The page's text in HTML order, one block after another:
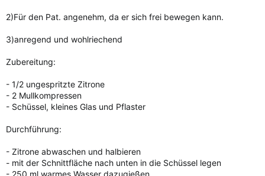
2)Für den Pat. angenehm, da er sich frei bewegen kann.
3)anregend und wohlriechend
Zubereitung:
- 1/2 ungespritzte Zitrone
- 2 Mullkompressen
- Schüssel, kleines Glas und Pflaster
Durchführung:
- Zitrone abwaschen und halbieren
- mit der Schnittfläche nach unten in die Schüssel legen
- 250 ml warmes Wasser dazugießen